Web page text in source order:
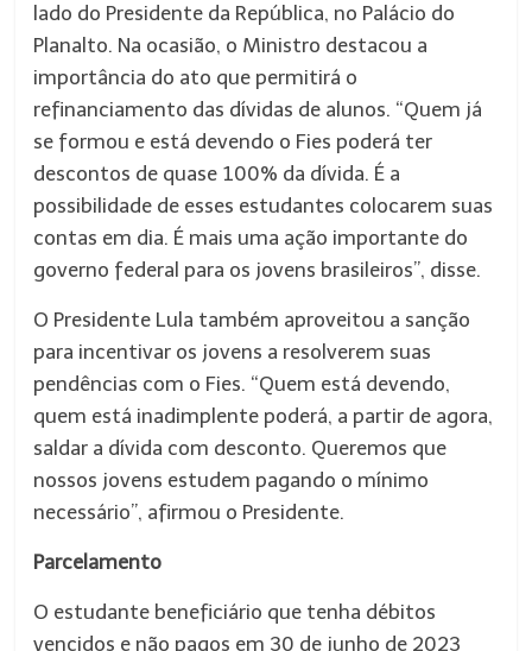
lado do Presidente da República, no Palácio do
Planalto. Na ocasião, o Ministro destacou a
importância do ato que permitirá o
refinanciamento das dívidas de alunos. “Quem já
se formou e está devendo o Fies poderá ter
descontos de quase 100% da dívida. É a
possibilidade de esses estudantes colocarem suas
contas em dia. É mais uma ação importante do
governo federal para os jovens brasileiros”, disse.
O Presidente Lula também aproveitou a sanção
para incentivar os jovens a resolverem suas
pendências com o Fies. “Quem está devendo,
quem está inadimplente poderá, a partir de agora,
saldar a dívida com desconto. Queremos que
nossos jovens estudem pagando o mínimo
necessário”, afirmou o Presidente.
Parcelamento
O estudante beneficiário que tenha débitos
vencidos e não pagos em 30 de junho de 2023